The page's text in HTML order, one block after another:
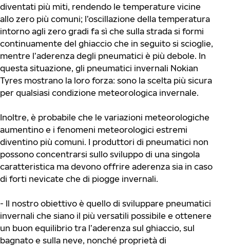
diventati più miti, rendendo le temperature vicine
allo zero più comuni; l’oscillazione della temperatura
intorno agli zero gradi fa sì che sulla strada si formi
continuamente del ghiaccio che in seguito si scioglie,
mentre l’aderenza degli pneumatici è più debole. In
questa situazione, gli pneumatici invernali Nokian
Tyres mostrano la loro forza: sono la scelta più sicura
per qualsiasi condizione meteorologica invernale.
Inoltre, è probabile che le variazioni meteorologiche
aumentino e i fenomeni meteorologici estremi
diventino più comuni. I produttori di pneumatici non
possono concentrarsi sullo sviluppo di una singola
caratteristica ma devono offrire aderenza sia in caso
di forti nevicate che di piogge invernali.
- Il nostro obiettivo è quello di sviluppare pneumatici
invernali che siano il più versatili possibile e ottenere
un buon equilibrio tra l’aderenza sul ghiaccio, sul
bagnato e sulla neve, nonché proprietà di